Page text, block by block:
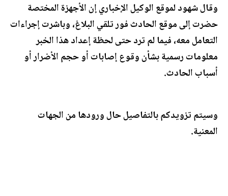
وقال شهود لموقع الوكيل الإخباري إن الأجهزة المختصة
حضرت إلى موقع الحادث فور تلقي البلاغ، وباشرت إجراءات
التعامل معه، فيما لم ترد حتى لحظة إعداد هذا الخبر
معلومات رسمية بشأن وقوع إصابات أو حجم الأضرار أو
أسباب الحادث.
وسيتم تزويدكم بالتفاصيل حال ورودها من الجهات
المعنية.